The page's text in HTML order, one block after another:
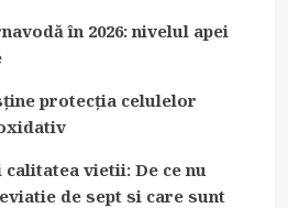
în 2026: nivelul apei
protecția celulelor
vietii: De ce nu
de sept si care sunt